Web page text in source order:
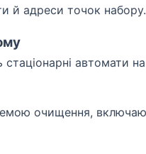
й адреси точок набору.
автомати на
очищення,